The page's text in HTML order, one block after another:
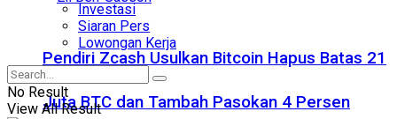
Pendiri Zcash Usulkan Bitcoin Hapus Batas 21
Juta BTC dan Tambah Pasokan 4 Persen
Investasi
Siaran Pers
Lowongan Kerja
No Result
View All Result